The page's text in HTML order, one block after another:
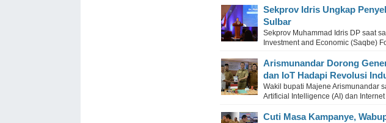
Sekprov Idris Ungkap
Sulbar
Sekprov Muhammad Idris DP saat
Investment and Economic (Saqbe)
Arismunandar Dorong
dan IoT Hadapi Revolusi
Wakil bupati Majene Arismunandar
Artificial Intelligence (AI) dan
Cuti Masa Kampanye,